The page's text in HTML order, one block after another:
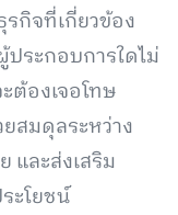
รกิจที่เกี่ยวข้อง
ระกอบการใดไม่
ต้องเจอโทษ
สมดุลระหว่าง
ละส่งเสริม
ะโยชน์